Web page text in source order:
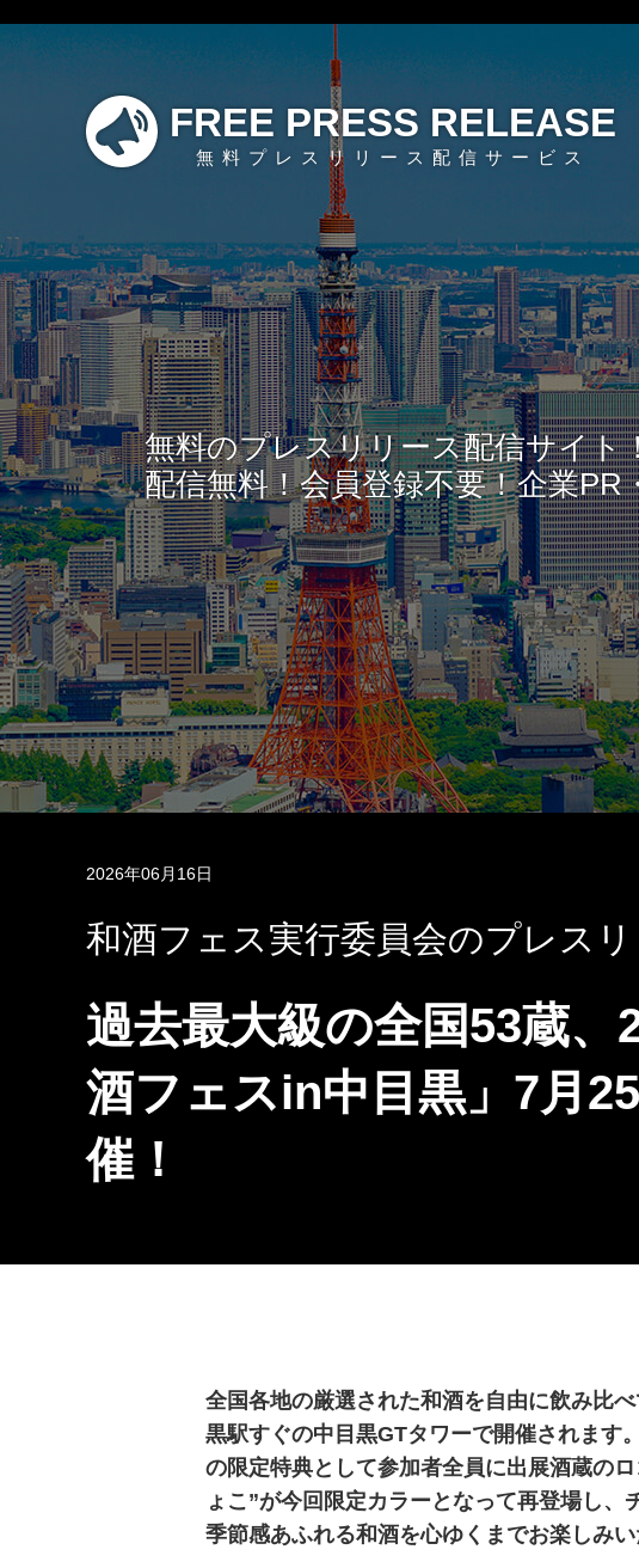
FREE PRESS RELEASE
無料プレスリリース配信サービス
無料のプレスリリース配信サイト
配信無料！会員登録不要！企業
2026年06月16日
和酒フェス実行委員会のプレスリ
過去最大級の全国53蔵、
酒フェスin中目黒」7月
催！
全国各地の厳選された和酒を自由に飲み比
黒駅すぐの中目黒GTタワーで開催されます
の限定特典として参加者全員に出展酒蔵の
ょこ”が今回限定カラーとなって再登場し
季節感あふれる和酒を心ゆくまでお楽しみい